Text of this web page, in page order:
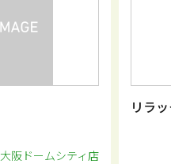
大阪ドームシティ店
リラ